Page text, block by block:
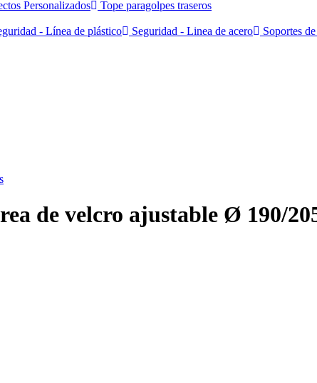
Personalizados
Tope paragolpes traseros
- Línea de plástico Seguridad - Linea de acero
Soportes
de velcro ajustable Ø 190/